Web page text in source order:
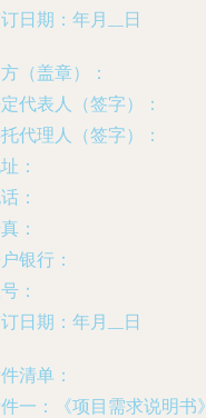
日期： 年 月 __日
（盖章）：
代表人（签字）：
代理人（签字）：
：
：
：
银行：
：
日期： 年 月 __日
清单：
一：《项目需求说明书》